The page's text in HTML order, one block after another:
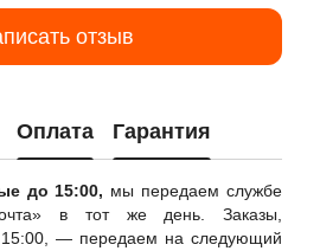
отзыв
Оплата Гарантия
до 15:00, мы передаем службе
в тот же день. Заказы,
— передаем на следующий